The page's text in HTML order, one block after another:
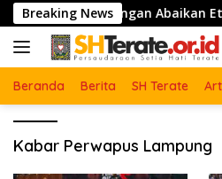
Langsung
ke
konten
Breaking News
: Jangan Abaikan Etika
Beranda Berita SH Terate
Kabar Perwapus Lampung